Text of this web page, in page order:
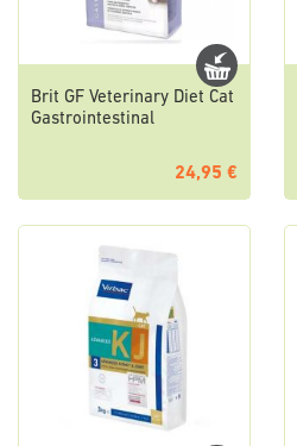
Brit GF Veterinary Diet Cat
Gastrointestinal
24,95 €